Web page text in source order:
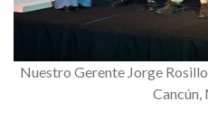
Nuestro Gerente Jorge
Cancún,